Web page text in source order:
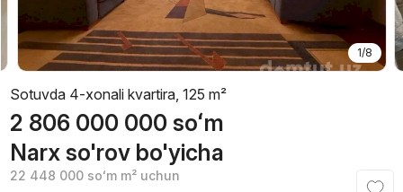
1/8
Sotuvda 4-xonali kvartira, 125 m²
2 806 000 000 soʻm
Narx so'rov bo'yicha
22 448 000 soʻmm² uchun